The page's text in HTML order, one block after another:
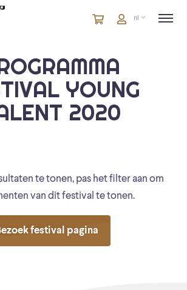
Winkelmandje
artikelen
Account
nl
YOUNG
2020
te tonen, pas het filter aan om
van dit festival te tonen.
festival pagina